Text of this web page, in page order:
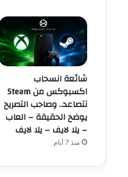
شائعة انسحاب
اكسبوكس من Steam
تتصاعد.. وصاحب التصريح
يوضح الحقيقة – العاب
– يلا لايف – يلا لايف
منذ 7 أيام